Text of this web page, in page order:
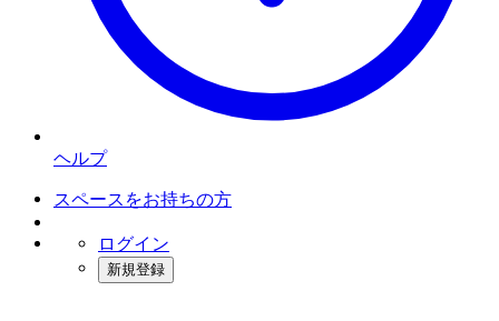
ヘルプ
スペースをお持ちの方
ログイン
新規登録